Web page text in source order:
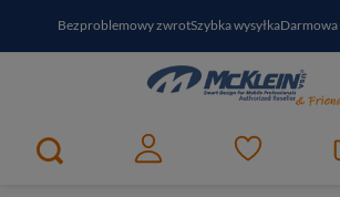
Bezproblemowy zwrotSzybka wysyłkaDarmowa
PayPo - kup i zapłać za30 dniZapisz się do